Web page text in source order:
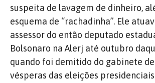
suspeita de lavagem de dinheiro,
esquema de “rachadinha”. Ele
assessor do então deputado
Bolsonaro na Alerj até outubro
quando foi demitido do gabinete de
vésperas das eleições presidenciais